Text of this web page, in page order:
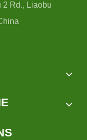
2 Rd., Liaobu